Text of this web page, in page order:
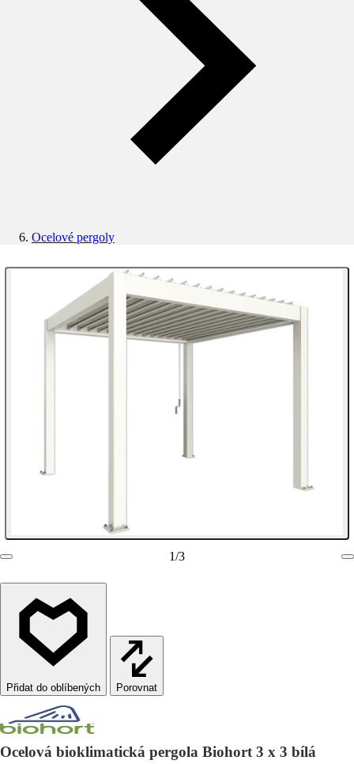
Ocelové pergoly
1/3
Porovnat
Ocelová bioklimatická pergola Biohort 3 x 3 bílá